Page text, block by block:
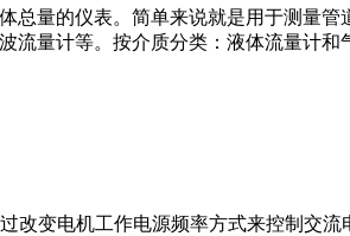
量的仪表。简单来说就是用于测量
量计等。按介质分类：液体流量计和
改变电机工作电源频率方式来控制交